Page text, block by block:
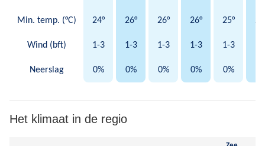
Min. temp. (°C) 24° 26° 26° 26° 25°
Wind (bft) 1-3 1-3 1-3 1-3 1-3
Neerslag 0% 0% 0% 0% 0%
Het klimaat in de regio